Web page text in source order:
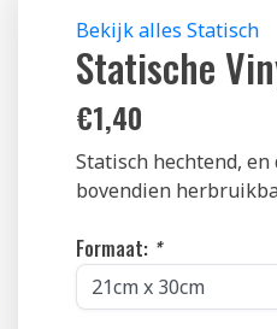
Bekijk alles Statisch
Statische
€1,40
Statisch hechtend,
bovendien
Formaat: *